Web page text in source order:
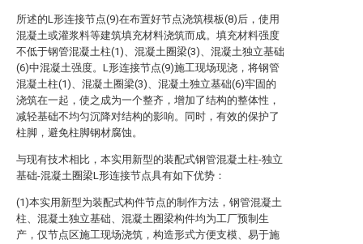
所述的L形连接节点(9)在布置好节点浇筑模板(8)后，使用
混凝土或灌浆料等建筑填充材料浇筑而成。填充材料强度
不低于钢管混凝土柱(1)、混凝土圈梁(3)、混凝土独立基础
(6)中混凝土强度。L形连接节点(9)施工现场现浇，将钢管
混凝土柱(1)、混凝土圈梁(3)、混凝土独立基础(6)牢固的
浇筑在一起，使之成为一个整齐，增加了结构的整体性，
减轻基础不均匀沉降对结构的影响。同时，有效的保护了
柱脚，避免柱脚钢材腐蚀。
与现有技术相比，本实用新型的装配式钢管混凝土柱-独立
基础-混凝土圈梁L形连接节点具有如下优势：
(1)本实用新型为装配式构件节点的制作方法，钢管混凝土
柱、混凝土独立基础、混凝土圈梁构件均为工厂预制生
产，仅节点区施工现场浇筑，构造形式方便支模、易于施